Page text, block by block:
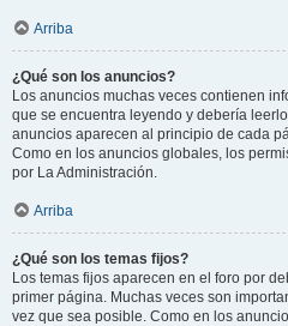
Arriba
¿Qué son los anuncios?
Los anuncios muchas veces contienen
que se encuentra leyendo y debería
anuncios aparecen al principio de cada
Como en los anuncios globales, los
por La Administración.
Arriba
¿Qué son los temas fijos?
Los temas fijos aparecen en el foro por
primer página. Muchas veces son
vez que sea posible. Como en los